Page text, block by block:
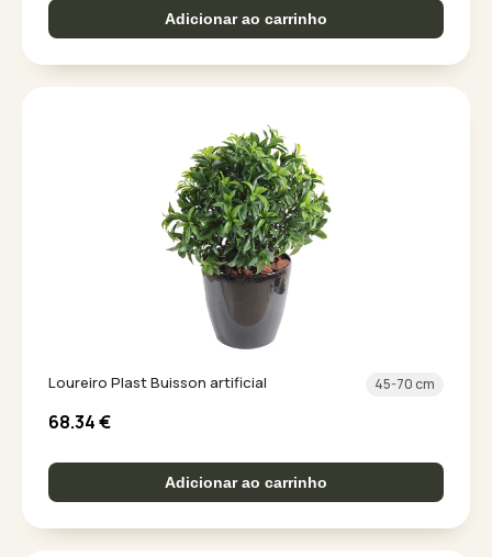
Adicionar ao carrinho
Loureiro Plast Buisson artificial 45-70 cm
68.34€
Adicionar ao carrinho